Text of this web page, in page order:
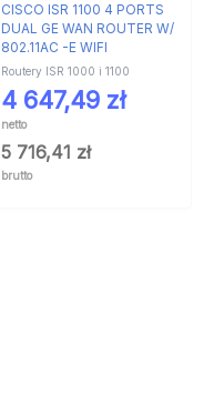
CISCO ISR 1100 4 PORTS
DUAL GE WAN ROUTER W/
802.11AC -E WIFI
Routery ISR 1000 i 1100
4 647,49 zł
netto
5 716,41 zł
brutto